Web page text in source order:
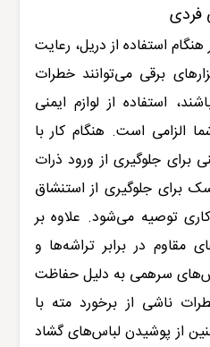
فردی
استفاده از دریل، رعایت
برقی می‌توانند خطرات
استفاده از لوازم ایمنی
الزامی است. هنگام کار با
برای جلوگیری از ورود ذرات
برای جلوگیری از استنشاق
توصیه می‌شود. علاوه بر
مقاوم در برابر تراشه‌ها و
سرهمی به دلیل حفاظت
ناشی از برخورد مته با
از پوشیدن لباس‌های گشاد